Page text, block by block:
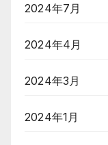
2024年7月
2024年4月
2024年3月
2024年1月